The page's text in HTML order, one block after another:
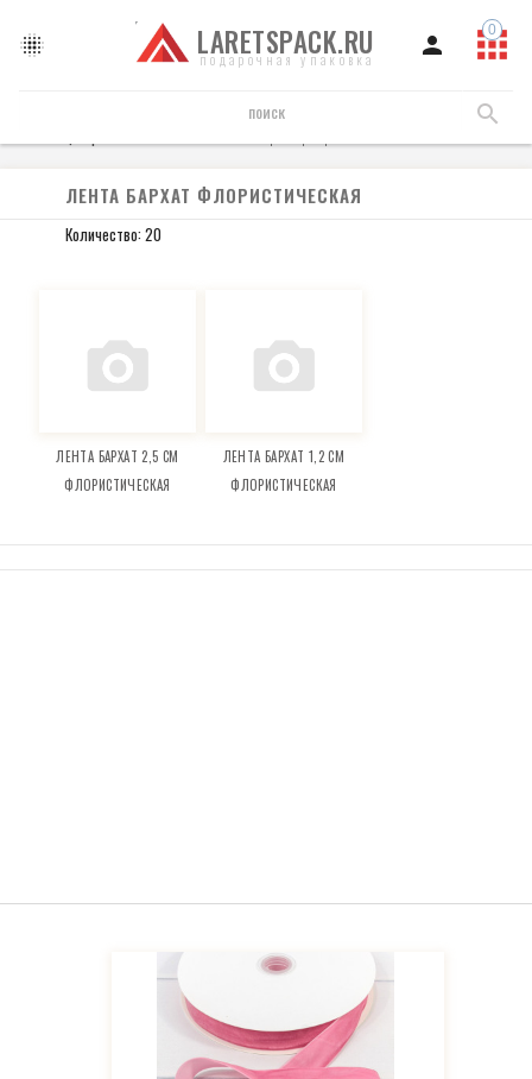
LARETSPACK.RU
подарочная упаковка
ЛЕНТА БАРХАТ ФЛОРИСТИЧЕСКАЯ
Количество: 20
ЛЕНТА БАРХАТ 2,5 СМ
ФЛОРИСТИЧЕСКАЯ
ЛЕНТА БАРХАТ 1,2 СМ
ФЛОРИСТИЧЕСКАЯ